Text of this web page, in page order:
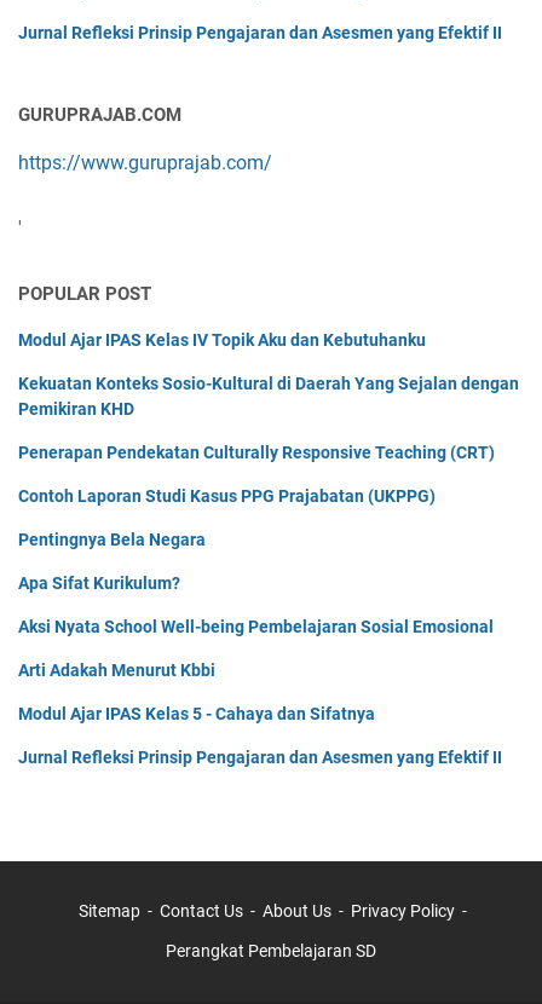
Jurnal Refleksi Prinsip Pengajaran dan Asesmen yang Efektif II
GURUPRAJAB.COM
https://www.guruprajab.com/
'
POPULAR POST
Modul Ajar IPAS Kelas IV Topik Aku dan Kebutuhanku
Kekuatan Konteks Sosio-Kultural di Daerah Yang Sejalan dengan
Pemikiran KHD
Penerapan Pendekatan Culturally Responsive Teaching (CRT)
Contoh Laporan Studi Kasus PPG Prajabatan (UKPPG)
Pentingnya Bela Negara
Apa Sifat Kurikulum?
Aksi Nyata School Well-being Pembelajaran Sosial Emosional
Arti Adakah Menurut Kbbi
Modul Ajar IPAS Kelas 5 - Cahaya dan Sifatnya
Jurnal Refleksi Prinsip Pengajaran dan Asesmen yang Efektif II
Sitemap Contact Us About Us Privacy Policy
Perangkat Pembelajaran SD